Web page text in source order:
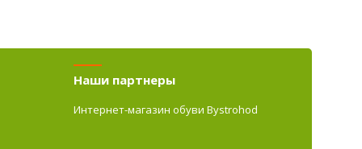
Наши партнеры
Интернет-магазин обуви Bystrohod